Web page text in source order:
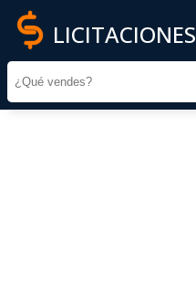
LICITACIONES